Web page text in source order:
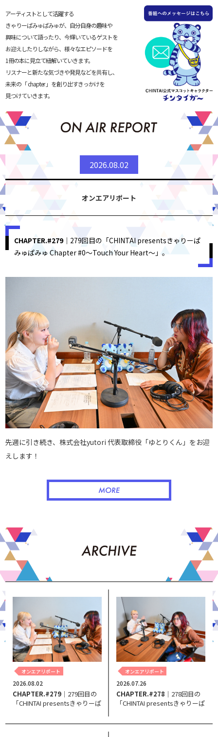
アーティストとして活躍する
きゃりーぱみゅぱみゅが、自分自身の趣味や
興味について語ったり、今輝いているゲストを
お迎えしたりしながら、様々なエピソードを
1冊の本に見立て紐解いていきます。
リスナーと新たな気づきや発見などを共有し、
未来の「 chapter 」を創り出すきっかけを
見つけていきます。
2026.08.02
オンエアリポート
CHAPTER.#279｜279回目の「CHINTAI presentsきゃりーぱ
みゅぱみゅ Chapter #0～Touch Your Heart～」。
先週に引き続き、株式会社yutori 代表取締役「ゆとりくん」をお迎
えします！
オンエアリポート
2026.08.02
CHAPTER.#279 ｜279回目の
「CHINTAI presentsきゃりーぱ
Your Heart～」。
オンエアリポート
2026.07.26
CHAPTER.#278 ｜278回目の
「CHINTAI presentsきゃりーぱ
Your Heart～」。